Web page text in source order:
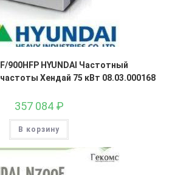
900HFP HYUNDAI Частотный
Хендай 75 кВт 08.03.000168
357 084 ₽
В корзину